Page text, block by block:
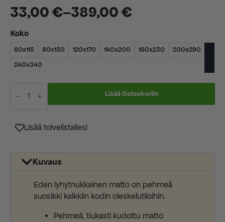
33,00€–389,00€
Hintaluokka:
33,00 €
-
Koko
60x115 80x150 120x170 140x200 160x230
200x290
240x340
cream
Lisää Ostoskoriin
Lisää toivelistallesi
Kuvaus
Eden lyhytnukkainen matto on pehmeä
suosikki kaikkiin kodin oleskelutiloihin.
Pehmeä, tiukasti kudottu matto